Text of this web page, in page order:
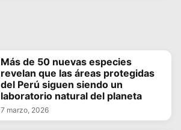
Más de 50 nuevas especies
revelan que las áreas protegidas
del Perú siguen siendo un
laboratorio natural del planeta
7 marzo, 2026